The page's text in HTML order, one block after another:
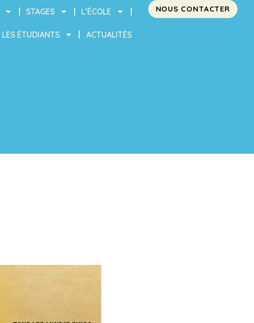
STAGES L’ÉCOLE
LES ÉTUDIANTS ACTUALITÉS
NOUS CONTACTER